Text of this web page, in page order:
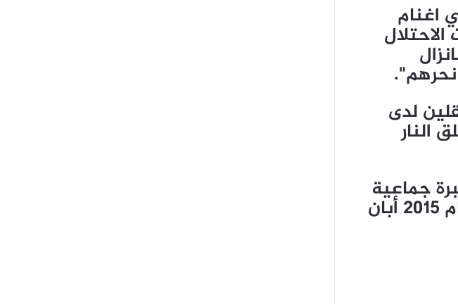
اغنام
نحرهم".
لدى
النار
مقبرة جماعية
أخرى تضم رفات 40 رجلا أعدمهم التنظيم المتطرف عام 2015 أبان